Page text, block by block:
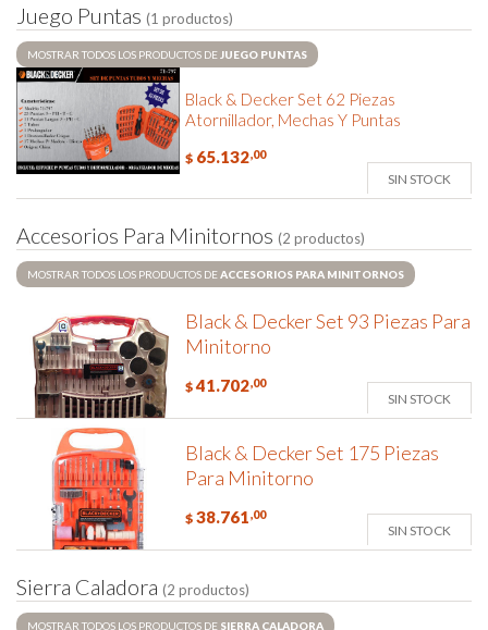
Juego Puntas (1 productos)
MOSTRAR TODOS LOS PRODUCTOS DE JUEGO PUNTAS
Black & Decker Set 62 Piezas
Atornillador, Mechas Y Puntas
$ 65.132,00
SIN STOCK
Accesorios Para Minitornos (2 productos)
MOSTRAR TODOS LOS PRODUCTOS DEACCESORIOS PARA MINITORNOS
Black & Decker Set 93 Piezas Para
Minitorno
$ 41.702,00
SIN STOCK
Black & Decker Set 175 Piezas
Para Minitorno
$ 38.761,00
SIN STOCK
Sierra Caladora (2 productos)
MOSTRAR TODOS LOS PRODUCTOS DE SIERRA CALADORA